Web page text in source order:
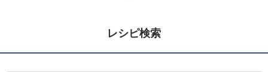
レシピ検索